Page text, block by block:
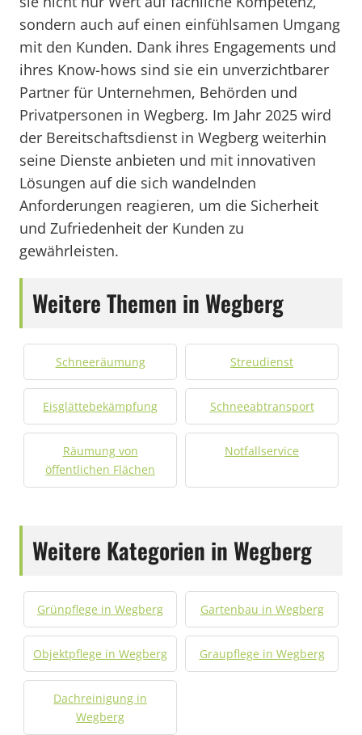
sondern auch auf einen einfühlsamen Umgang
mit den Kunden. Dank ihres Engagements und
ihres Know-hows sind sie ein unverzichtbarer
Partner für Unternehmen, Behörden und
Privatpersonen in Wegberg. Im Jahr 2025 wird
der Bereitschaftsdienst in Wegberg weiterhin
seine Dienste anbieten und mit innovativen
Lösungen auf die sich wandelnden
Anforderungen reagieren, um die Sicherheit
und Zufriedenheit der Kunden zu
gewährleisten.
Weitere Themen in Wegberg
Schneeräumung Streudienst
Eisglättebekämpfung Schneeabtransport
Räumung von
öffentlichen Flächen
Notfallservice
Weitere Kategorien in Wegberg
Grünpflege in Wegberg Gartenbau in Wegberg
Objektpflege in Wegberg Graupflege in Wegberg
Dachreinigung in
Wegberg